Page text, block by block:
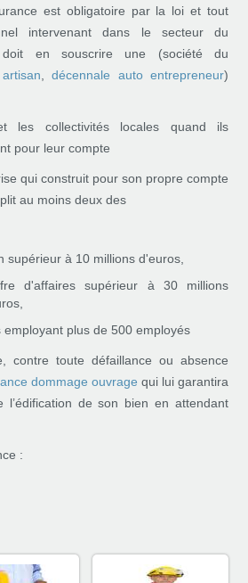
est obligatoire par la loi et tout
intervenant dans le secteur du
doit en souscrire une (société du
artisan, décennale auto entrepreneur)
les collectivités locales quand ils
pour leur compte
qui construit pour son propre compte
au moins deux des
supérieur à 10 millions d'euros,
d'affaires supérieur à 30 millions
employant plus de 500 employés
contre toute défaillance ou absence
dommage ouvrage qui lui garantira
de son bien en attendant
: